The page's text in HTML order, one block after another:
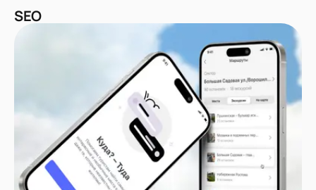
SEO